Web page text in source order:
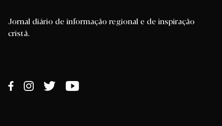
Jornal diário de informação regional e de inspiração
cristã.